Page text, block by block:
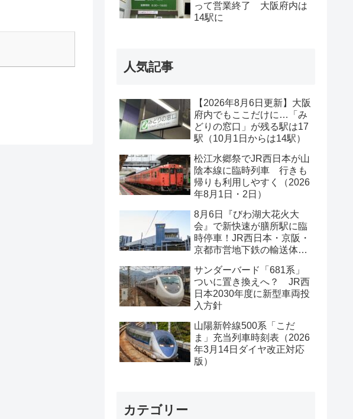
って営業終了 大阪府内は
14駅に
人気記事
【2026年8月6日更新】大阪
府内でもここだけに…「み
どりの窓口」が残る駅は17
駅（10月1日からは14駅）
松江水郷祭でJR西日本が山
陰本線に臨時列車 行きも
帰りも利用しやすく（2026
年8月1日・2日）
8月6日『びわ湖大花火大
会』で新快速が膳所駅に臨
時停車！JR西日本・京阪・
京都市営地下鉄の輸送体系
サンダーバード「681系」
ついに置き換えへ？ JR西
日本2030年度に新型車両投
入方針
山陽新幹線500系「こだ
ま」充当列車時刻表（2026
年3月14日ダイヤ改正対応
版）
カテゴリー